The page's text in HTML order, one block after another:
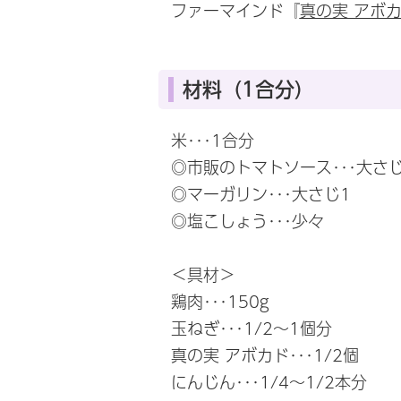
ファーマインド『 真の実 アボ
材料（1合分）
米･･･1合分
◎市販のトマトソース･･･大さ
◎マーガリン･･･大さじ1
◎塩こしょう･･･少々
＜具材＞
鶏肉･･･150g
玉ねぎ･･･1/2～1個分
真の実 アボカド･･･1/2個
にんじん･･･1/4～1/2本分